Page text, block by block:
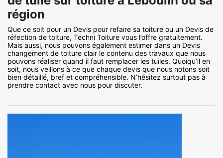
région
Que ce soit pour un Devis pour refaire sa toiture ou un Devis de
réfection de toiture, Techni Toiture vous l’offre gratuitement.
Mais aussi, nous pouvons également estimer dans un Devis
changement de toiture clair le contenu des travaux que nous
pouvons réaliser quand il faut remplacer les tuiles. Quoiqu’il en
soit, nous veillons à ce que chaque devis que nous notons soit
bien détaillé, bref et compréhensible. N’hésitez surtout pas à
prendre contact avec nous pour discuter.